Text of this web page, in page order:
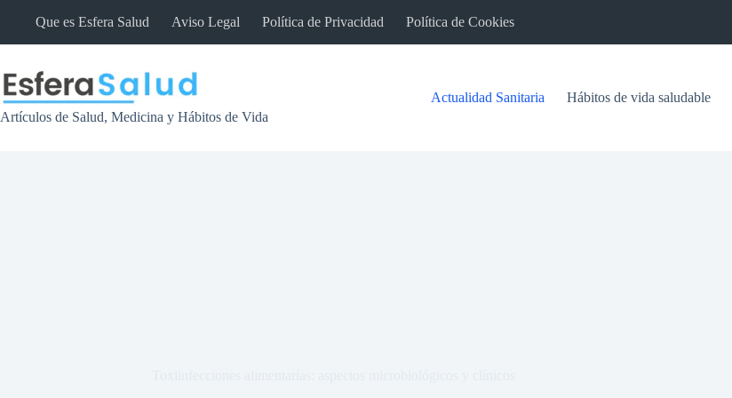
Que es Esfera Salud Aviso Legal Política de Privacidad Política de Cookies
Artículos de Salud, Medicina y Hábitos de Vida
Actualidad Sanitaria Hábitos de vida saludable